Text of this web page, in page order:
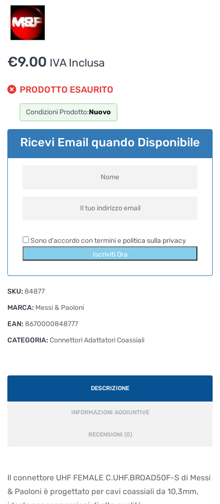
€9.00 IVA Inclusa
PRODOTTO ESAURITO
Condizioni Prodotto:Nuovo
Ricevi Email quando Disponibile
Sono d'accordo con termini e politica sulla privacy
Iscriviti Ora
SKU: 84877
MARCA: Messi & Paoloni
EAN: 8670000848777
CATEGORIA: Connettori Adattatori Coassiali
DESCRIZIONE
INFORMAZIONI AGGIUNTIVE
RECENSIONI (0)
Il connettore UHF FEMALE C.UHF.BROAD50F-S di Messi
& Paoloni è progettato per cavi coassiali da 10,3mm,